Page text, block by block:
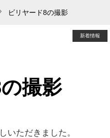
ビリヤード8の撮影
新着情報
撮影
いただきました。